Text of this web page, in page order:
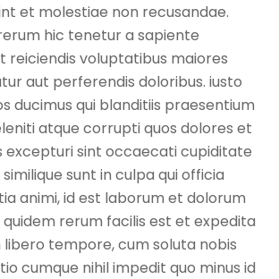
et molestiae non recusandae.
hic tenetur a sapiente
reiciendis voluptatibus maiores
aut perferendis doloribus. iusto
ducimus qui blanditiis praesentium
atque corrupti quos dolores et
excepturi sint occaecati cupiditate
sunt in culpa qui officia
animi, id est laborum et dolorum
quidem rerum facilis est et expedita
libero tempore, cum soluta nobis
cumque nihil impedit quo minus id